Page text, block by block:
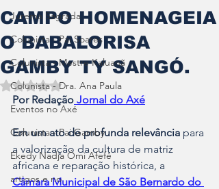
Jurema Sagrada
Colunista - Pai Soares
Colunista - Mestre Kaluanã
Colunista - Dra. Ana Paula
Eventos no Axé
Colunista - Pai Gamby
Ekedy Nadja Ómi Afefé
artigos e no
CAMPO HOMENAGEIA
O BABALORISA
GAMBY TY SANGÓ.
Avaliado com NaN de 5 estrelas.
Por Redação Jornal do Axé
Em um ato de profunda relevância para
a valorização da cultura de matriz
africana e reparação histórica, a
Câmara Municipal de São Bernardo do